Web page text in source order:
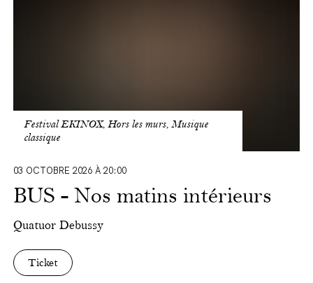
Festival EKINOX, Hors les murs, Musique
classique
03 OCTOBRE 2026 À 20:00
BUS - Nos matins intérieurs
Quatuor Debussy
Ticket